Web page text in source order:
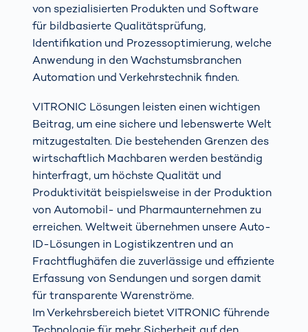
von spezialisierten Produkten und Software
für bildbasierte Qualitätsprüfung,
Identifikation und Prozessoptimierung, welche
Anwendung in den Wachstumsbranchen
Automation und Verkehrstechnik finden.
VITRONIC Lösungen leisten einen wichtigen
Beitrag, um eine sichere und lebenswerte Welt
mitzugestalten. Die bestehenden Grenzen des
wirtschaftlich Machbaren werden beständig
hinterfragt, um höchste Qualität und
Produktivität beispielsweise in der Produktion
von Automobil- und Pharmaunternehmen zu
erreichen. Weltweit übernehmen unsere Auto-
ID-Lösungen in Logistikzentren und an
Frachtflughäfen die zuverlässige und effiziente
Erfassung von Sendungen und sorgen damit
für transparente Warenströme.
Im Verkehrsbereich bietet VITRONIC führende